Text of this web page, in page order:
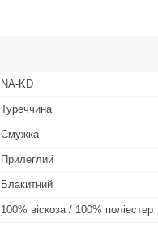
NA-KD
Туреччина
Смужка
Прилеглий
Блакитний
100% віскоза / 100% поліестер